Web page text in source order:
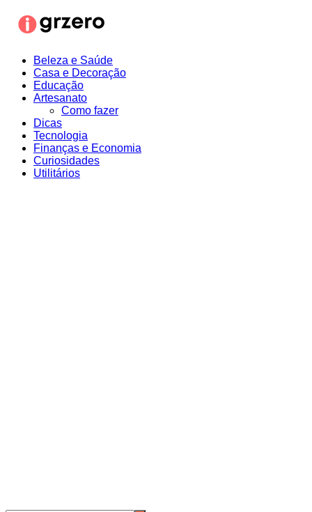
para
Beleza e Saúde
Casa e Decoração
Educação
Artesanato
Como fazer
Dicas
Tecnologia
Finanças e Economia
Curiosidades
Utilitários